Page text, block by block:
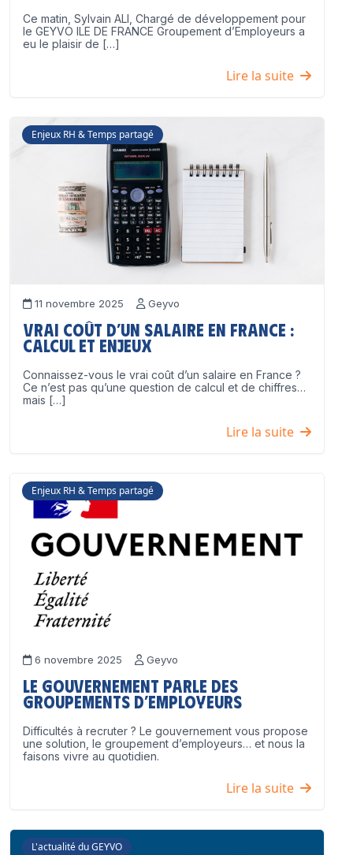
Ce matin, Sylvain ALI, Chargé de développement pour
le GEYVO ILE DE FRANCE Groupement d’Employeurs a
eu le plaisir de […]
Lire la suite
Enjeux RH & Temps partagé
11 novembre 2025 Geyvo
Vrai coût d’un salaire en France :
calcul et enjeux
Connaissez-vous le vrai coût d’un salaire en France ?
Ce n’est pas qu’une question de calcul et de chiffres…
mais […]
Lire la suite
Enjeux RH & Temps partagé
6 novembre 2025 Geyvo
Le Gouvernement parle des
groupements d’employeurs
Difficultés à recruter ? Le gouvernement vous propose
une solution, le groupement d’employeurs… et nous la
faisons vivre au quotidien.
Lire la suite
L'actualité du GEYVO